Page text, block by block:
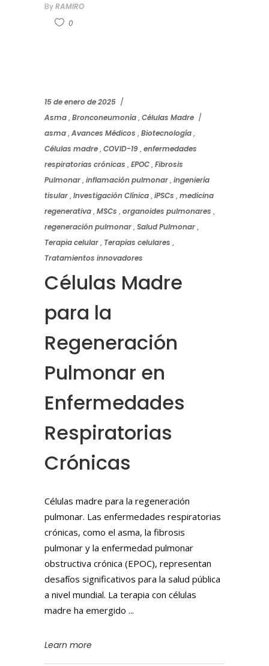
ByRAMIRO
0
15 de enero de 2025
Asma,Bronconeumonía,Células Madre
asma,Avances Médicos ,Biotecnología,
Células madre,COVID-19,enfermedades
respiratorias crónicas ,EPOC,Fibrosis
Pulmonar,inflamación pulmonar,ingeniería
tisular,Investigación Clínica,iPSCs ,medicina
regenerativa,MSCs ,organoides pulmonares ,
regeneración pulmonar,Salud Pulmonar,
Terapia celular, Terapias celulares ,
Tratamientos innovadores
Células Madre
para la
Regeneración
Pulmonar en
Enfermedades
Respiratorias
Crónicas
Células madre para la regeneración
pulmonar. Las enfermedades respiratorias
crónicas, como el asma, la fibrosis
pulmonar y la enfermedad pulmonar
obstructiva crónica (EPOC), representan
desafíos significativos para la salud pública
a nivel mundial. La terapia con células
madre ha emergido
Learn more